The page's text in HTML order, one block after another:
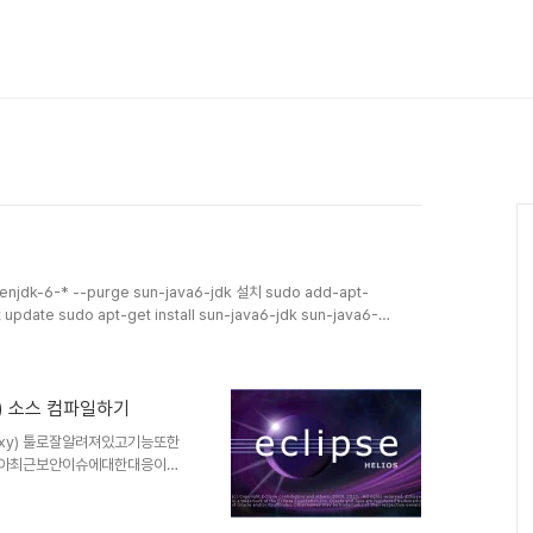
6-* --purge sun-java6-jdk 설치 sudo add-apt-
sudo apt-get install sun-java6-jdk sun-java6-
스 컴파일하기
툴로잘알려져있고기능또한
근보안이슈에대한대응이미
해컴파일하여기능을추가해